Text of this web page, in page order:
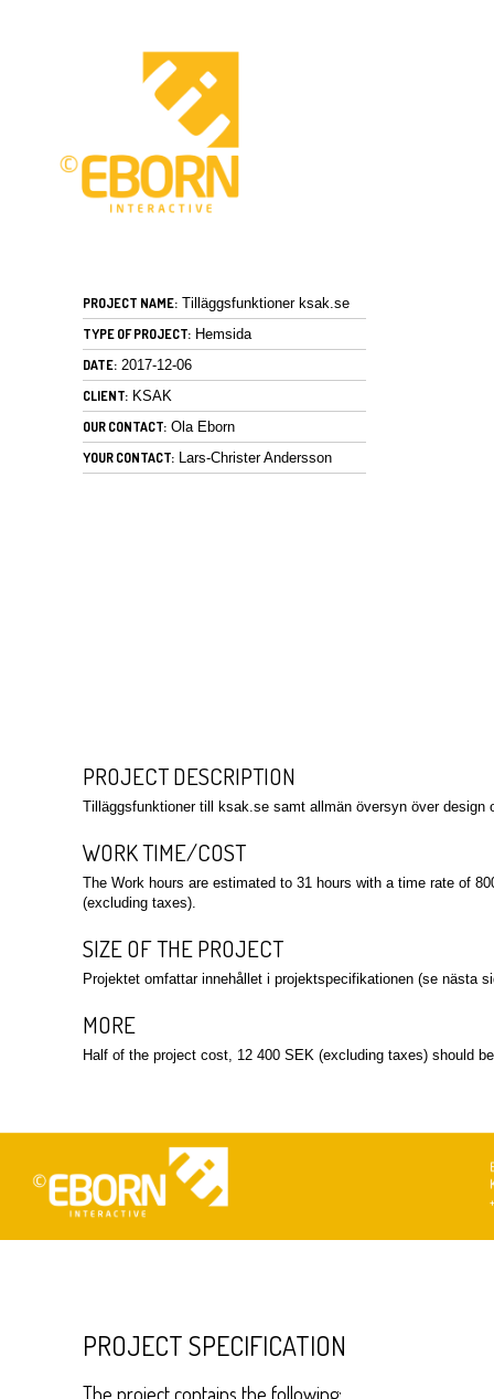
PROJECT NAME: Tilläggsfunktioner ksak.se
TYPE OF PROJECT: Hemsida
DATE: 2017-12-06
CLIENT: KSAK
OUR CONTACT: Ola Eborn
YOUR CONTACT: Lars-Christer Andersson
PROJECT DESCRIPTION
Tilläggsfunktioner till ksak.se samt allmän översyn över design
WORK TIME/COST
The Work hours are estimated to 31 hours with a time rate of
(excluding taxes).
SIZE OF THE PROJECT
Projektet omfattar innehållet i projektspecifikationen (se nästa
MORE
Half of the project cost, 12 400 SEK (excluding taxes) should
PROJECT SPECIFICATION
The project contains the following: